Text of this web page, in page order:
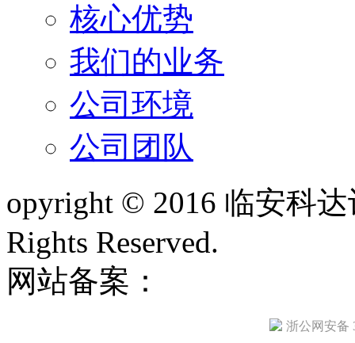
核心优势
我们的业务
公司环境
公司团队
opyright © 2016 临安科
Rights Reserved.
网站备案：
浙公网安备